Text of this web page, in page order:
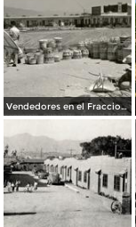
Vendedores en el Fraccionamiento Chapultepec, con Motel Coronado al fondo